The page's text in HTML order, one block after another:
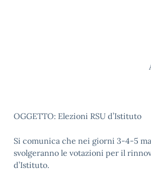
OGGETTO: Elezioni RSU d’Istituto
Si comunica che nei giorni 3-4-5
svolgeranno le votazioni per il
d’Istituto.